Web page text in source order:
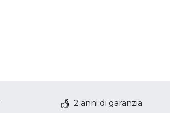
2 anni di garanzia